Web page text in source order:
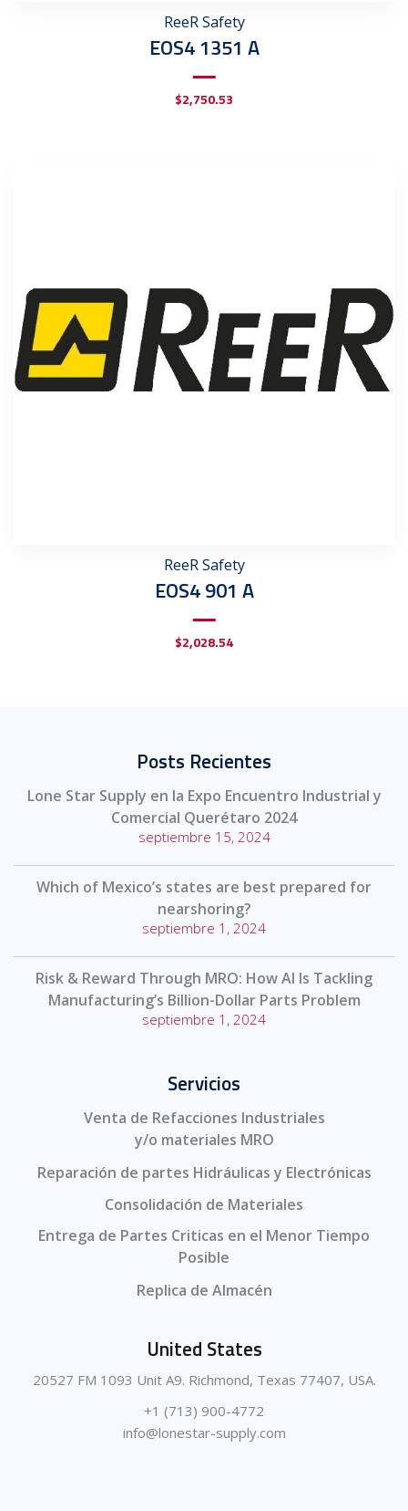
ReeR Safety
EOS4 1351 A
$2,750.53
ReeR Safety
EOS4 901 A
$2,028.54
Posts Recientes
Lone Star Supply en la Expo Encuentro Industrial y
Comercial Querétaro 2024
septiembre 15, 2024
Which of Mexico’s states are best prepared for
nearshoring?
septiembre 1, 2024
Risk & Reward Through MRO: How AI Is Tackling
Manufacturing’s Billion-Dollar Parts Problem
septiembre 1, 2024
Servicios
Venta de Refacciones Industriales
y/o materiales MRO
Reparación de partes Hidráulicas y Electrónicas
Consolidación de Materiales
Entrega de Partes Criticas en el Menor Tiempo
Posible
Replica de Almacén
United States
20527 FM 1093 Unit A9. Richmond, Texas 77407, USA.
+1 (713) 900-4772
info@lonestar-supply.com